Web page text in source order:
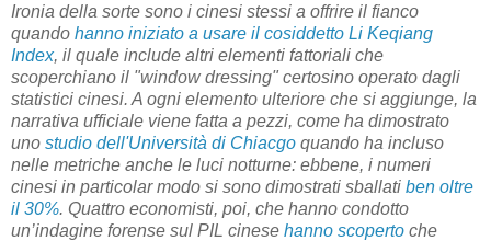
Ironia della sorte sono i cinesi stessi a offrire il fianco
quando hanno iniziato a usare il cosiddetto Li Keqiang
Index, il quale include altri elementi fattoriali che
scoperchiano il "window dressing" certosino operato dagli
statistici cinesi. A ogni elemento ulteriore che si aggiunge, la
narrativa ufficiale viene fatta a pezzi, come ha dimostrato
uno studio dell'Università di Chiacgo quando ha incluso
nelle metriche anche le luci notturne: ebbene, i numeri
cinesi in particolar modo si sono dimostrati sballati ben oltre
il 30%. Quattro economisti, poi, che hanno condotto
un’indagine forense sul PIL cinese hanno scoperto che